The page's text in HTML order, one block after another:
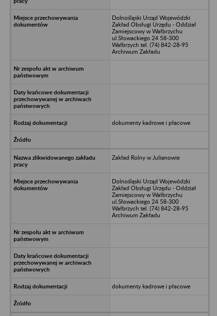
Dolnośląski Urząd Wojewódzki
Zakład Obsługi Urzędu - Oddział
Zamiejscowy w Wałbrzychu
ul.Słowackiego 24 58-300
Wałbrzych tel. (74) 842-28-95
Archiwum Zakładu
dokumenty kadrowe i płacowe
Zakład Rolny w Julianowie
Dolnośląski Urząd Wojewódzki
Zakład Obsługi Urzędu - Oddział
Zamiejscowy w Wałbrzychu
ul.Słowackiego 24 58-300
Wałbrzych tel. (74) 842-28-95
Archiwum Zakładu
dokumenty kadrowe i płacowe